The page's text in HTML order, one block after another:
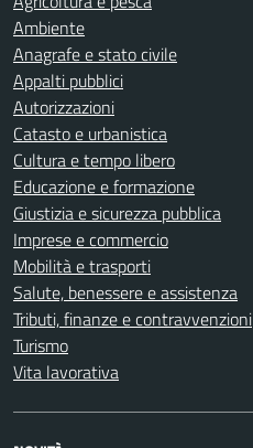
Ambiente
Anagrafe e stato civile
Appalti pubblici
Autorizzazioni
Catasto e urbanistica
Cultura e tempo libero
Educazione e formazione
Giustizia e sicurezza pubblica
Imprese e commercio
Mobilità e trasporti
Salute, benessere e assistenza
Tributi, finanze e contravvenzioni
Turismo
Vita lavorativa